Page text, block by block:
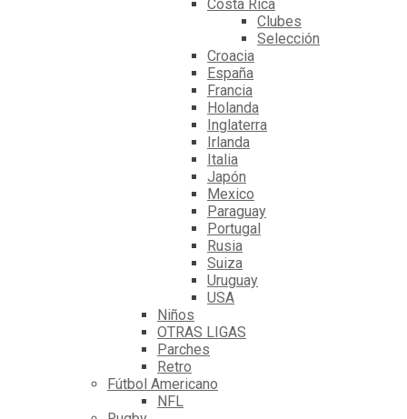
Costa Rica
Clubes
Selección
Croacia
España
Francia
Holanda
Inglaterra
Irlanda
Italia
Japón
Mexico
Paraguay
Portugal
Rusia
Suiza
Uruguay
USA
Niños
OTRAS LIGAS
Parches
Retro
Fútbol Americano
NFL